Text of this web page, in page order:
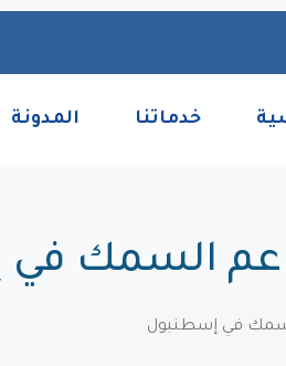
خدماتنا المدونة